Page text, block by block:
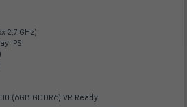
2,7 GHz)
IPS
(6GB GDDR6) VR Ready